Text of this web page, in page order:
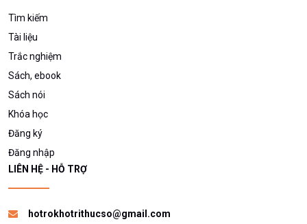
Tìm kiếm
Tài liệu
Trắc nghiệm
Sách, ebook
Sách nói
Khóa học
Đăng ký
Đăng nhập
LIÊN HỆ - HỖ TRỢ
hotrokhotrithucso@gmail.com